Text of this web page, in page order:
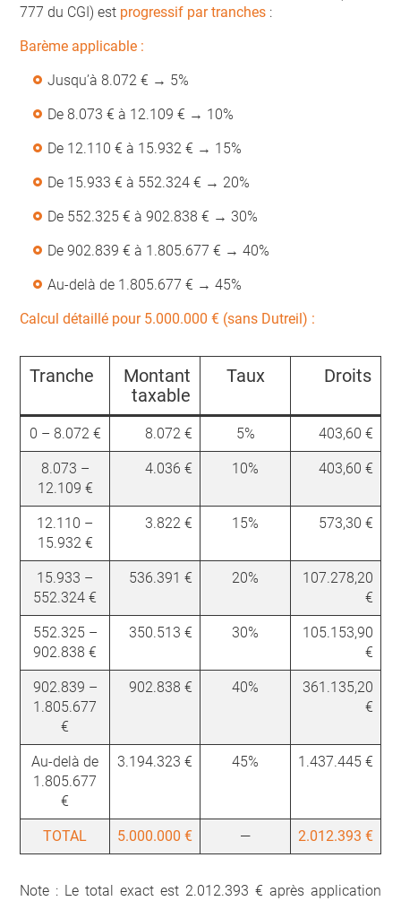
777 du CGI) est progressif par tranches :
Barème applicable :
Jusqu’à 8.072 € → 5%
De 8.073 € à 12.109 € → 10%
De 12.110 € à 15.932 € → 15%
De 15.933 € à 552.324 € → 20%
De 552.325 € à 902.838 € → 30%
De 902.839 € à 1.805.677 € → 40%
Au-delà de 1.805.677 € → 45%
Calcul détaillé pour 5.000.000 € (sans Dutreil) :
Tranche
Montant
taxable
Taux Droits
0 – 8.072 € 8.072 € 5% 403,60 €
8.073 –
12.109 €
4.036 € 10% 403,60 €
12.110 –
15.932 €
3.822 € 15% 573,30 €
15.933 –
552.324 €
536.391 € 20%
107.278,20
€
552.325 –
902.838 €
350.513 € 30%
105.153,90
€
902.839 –
1.805.677
€
902.838 € 40%
361.135,20
€
Au-delà de
1.805.677
€
3.194.323 € 45% 1.437.445 €
TOTAL 5.000.000 € — 2.012.393 €
Note : Le total exact est 2.012.393 € après application